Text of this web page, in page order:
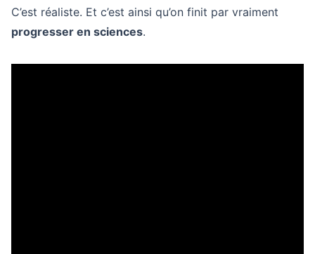
C’est réaliste. Et c’est ainsi qu’on finit par vraiment
progresser en sciences.